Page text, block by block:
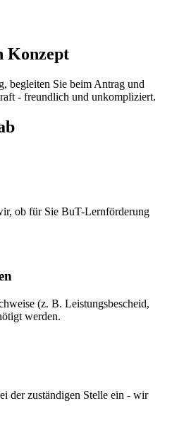
Konzept
begleiten Sie beim Antrag und
- freundlich und unkompliziert.
ob für Sie BuT-Lernförderung
(z. B. Leistungsbescheid,
werden.
der zuständigen Stelle ein - wir